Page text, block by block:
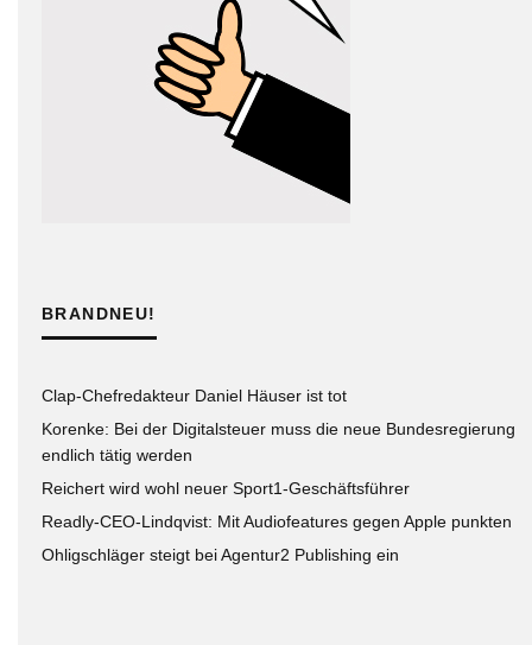
BRANDNEU!
Clap-Chefredakteur Daniel Häuser ist tot
Korenke: Bei der Digitalsteuer muss die neue Bundesregierung
endlich tätig werden
Reichert wird wohl neuer Sport1-Geschäftsführer
Readly-CEO-Lindqvist: Mit Audiofeatures gegen Apple punkten
Ohligschläger steigt bei Agentur2 Publishing ein